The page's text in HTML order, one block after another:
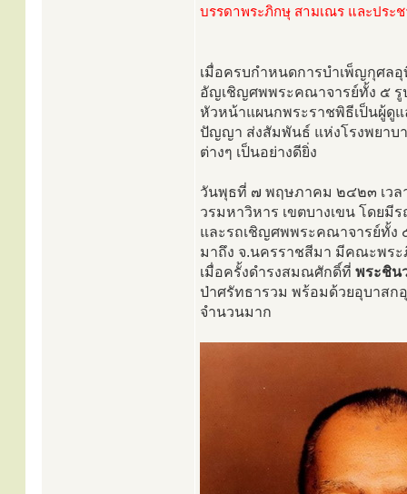
บรรดาพระภิกษุ สามเณร และประ
เมื่อครบกำหนดการบำเพ็ญกุศล
อัญเชิญศพพระคณาจารย์ทั้ง ๕ รู
หัวหน้าแผนกพระราชพิธีเป็นผู้ดู
ปัญญา ส่งสัมพันธ์ แห่งโรงพยาบ
ต่างๆ เป็นอย่างดียิ่ง
วันพุธที่ ๗ พฤษภาคม ๒๔๒๓ เวล
วรมหาวิหาร เขตบางเขน โดยมี
และรถเชิญศพพระคณาจารย์ทั้ง
มาถึง จ.นครราชสีมา มีคณะพร
เมื่อครั้งดำรงสมณศักดิ์ที่ พระชิน
ป่าศรัทธารวม พร้อมด้วยอุบาส
จำนวนมาก